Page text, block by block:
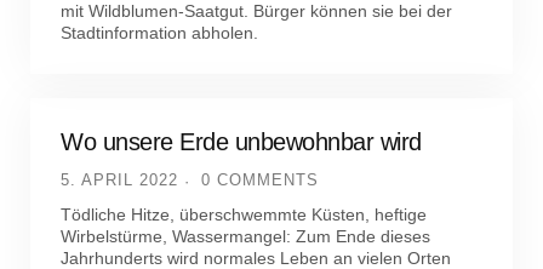
mit Wildblumen-Saatgut. Bürger können sie bei der
Stadtinformation abholen.
Wo unsere Erde unbewohnbar wird
5. APRIL 2022 0 COMMENTS
Tödliche Hitze, überschwemmte Küsten, heftige
Wirbelstürme, Wassermangel: Zum Ende dieses
Jahrhunderts wird normales Leben an vielen Orten